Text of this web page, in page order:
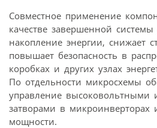
Совместное применение
качестве завершенной системы
накопление энергии, снижает
повышает безопасность в
коробках и других узлах
По отдельности микросхемы
управление высоковольтными
затворами в микроинверторах
мощности.